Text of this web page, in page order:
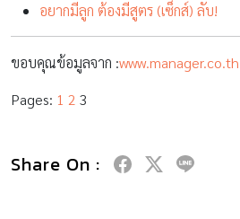
อยากมีลูก ต้องมีสูตร (เซ็กส์) ลับ!
ขอบคุณข้อมูลจาก :www.manager.co.th
Pages: 1 2 3
Share On :